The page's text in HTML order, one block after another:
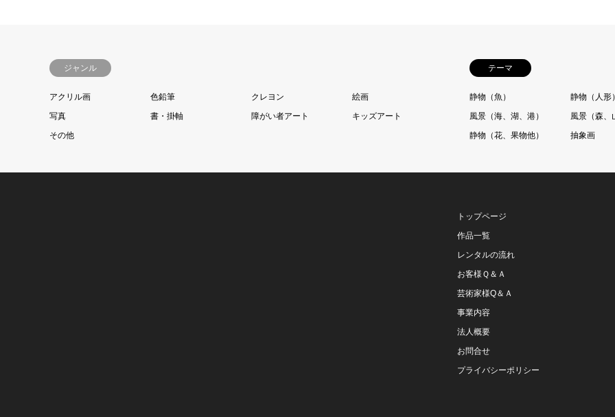
ジャンル
アクリル画 色鉛筆 クレヨン
絵画
写真
書・掛軸 障がい者アート
キッズアート
その他
テーマ
静物（魚）
静物（人形
風景（海、湖、港）
風景（森、
静物（花、果物他）
抽象画
トップページ
作品一覧
レンタルの流れ
お客様Ｑ＆Ａ
芸術家様Q＆Ａ
事業内容
法人概要
お問合せ
プライバシーポリシー